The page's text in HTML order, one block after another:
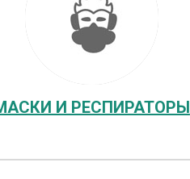
И РЕСПИРАТОРЫ